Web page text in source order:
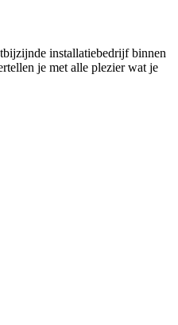
installatiebedrijf binnen
je met alle plezier wat je